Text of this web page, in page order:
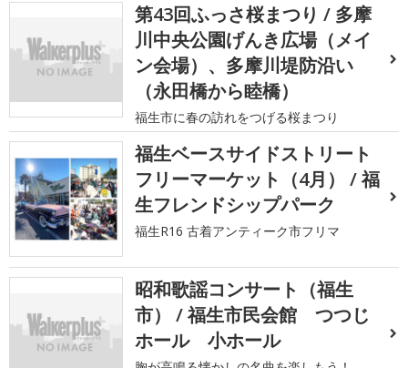
第43回ふっさ桜まつり / 多摩
川中央公園げんき広場（メイ
ン会場）、多摩川堤防沿い
（永田橋から睦橋）
福生市に春の訪れをつげる桜まつり
福生ベースサイドストリート
フリーマーケット（4月） / 福
生フレンドシップパーク
福生R16 古着アンティーク市フリマ
昭和歌謡コンサート（福生
市） / 福生市民会館 つつじ
ホール 小ホール